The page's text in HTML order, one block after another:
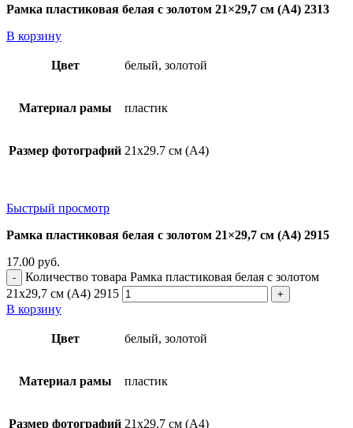
Рамка пластиковая белая с золотом 21×29,7 см (А4) 2313
В корзину
Цвет белый, золотой
Материал рамы пластик
Размер фотографий 21х29.7 см (А4)
Быстрый просмотр
Рамка пластиковая белая с золотом 21×29,7 см (А4) 2915
17.00 руб.
Количество товара Рамка пластиковая белая с золотом
21x29,7 см (А4) 2915
В корзину
Цвет белый, золотой
Материал рамы пластик
Размер фотографий 21х29.7 см (А4)